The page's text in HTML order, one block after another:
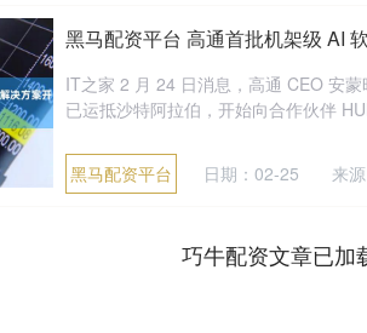
黑马配资平台 高通首批机架级 AI
IT之家 2 月 24 日消息，高通 CEO 安
已运抵沙特阿拉伯，开始向合作伙伴
黑马配资平台 日期：02-25 来
巧牛配资文章已加